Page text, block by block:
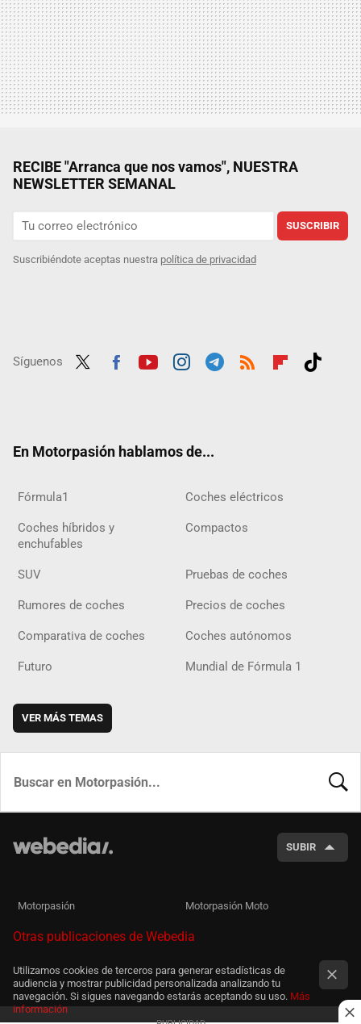
RECIBE "Arranca que nos vamos", NUESTRA
NEWSLETTER SEMANAL
SUSCRIBIR
Suscribiéndote aceptas nuestra política de privacidad
Síguenos
En Motorpasión hablamos de...
Fórmula1 Coches eléctricos
Coches híbridos y
enchufables
Compactos
SUV Pruebas de coches
Rumores de coches Precios de coches
Comparativa de coches Coches autónomos
Futuro Mundial de Fórmula 1
VER MÁS TEMAS
SUBIR
Motorpasión Motorpasión Moto
Otras publicaciones de Webedia
Utilizamos cookies de terceros para generar estadísticas de
audiencia y mostrar publicidad personalizada analizando tu
navegación. Si sigues navegando estarás aceptando su uso. Más
información